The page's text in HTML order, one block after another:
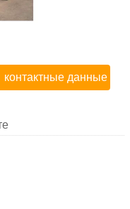
контактные данные